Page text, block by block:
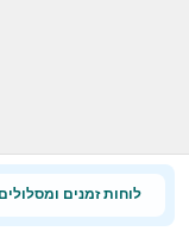
לוחות זמנים ומסלולים